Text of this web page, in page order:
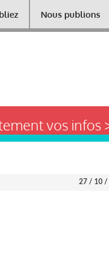
Nous publions
vos infos
27 / 10 /